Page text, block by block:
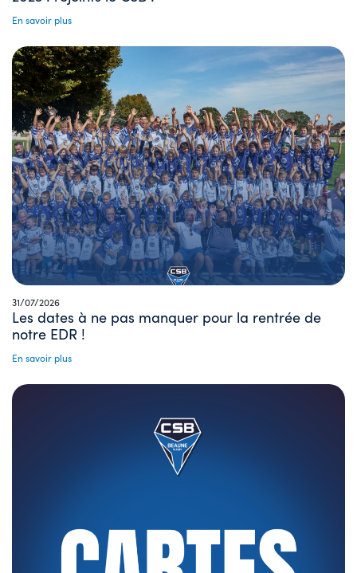
En savoir plus
31/07/2026
Les dates à ne pas manquer pour la rentrée de
notre EDR !
En savoir plus